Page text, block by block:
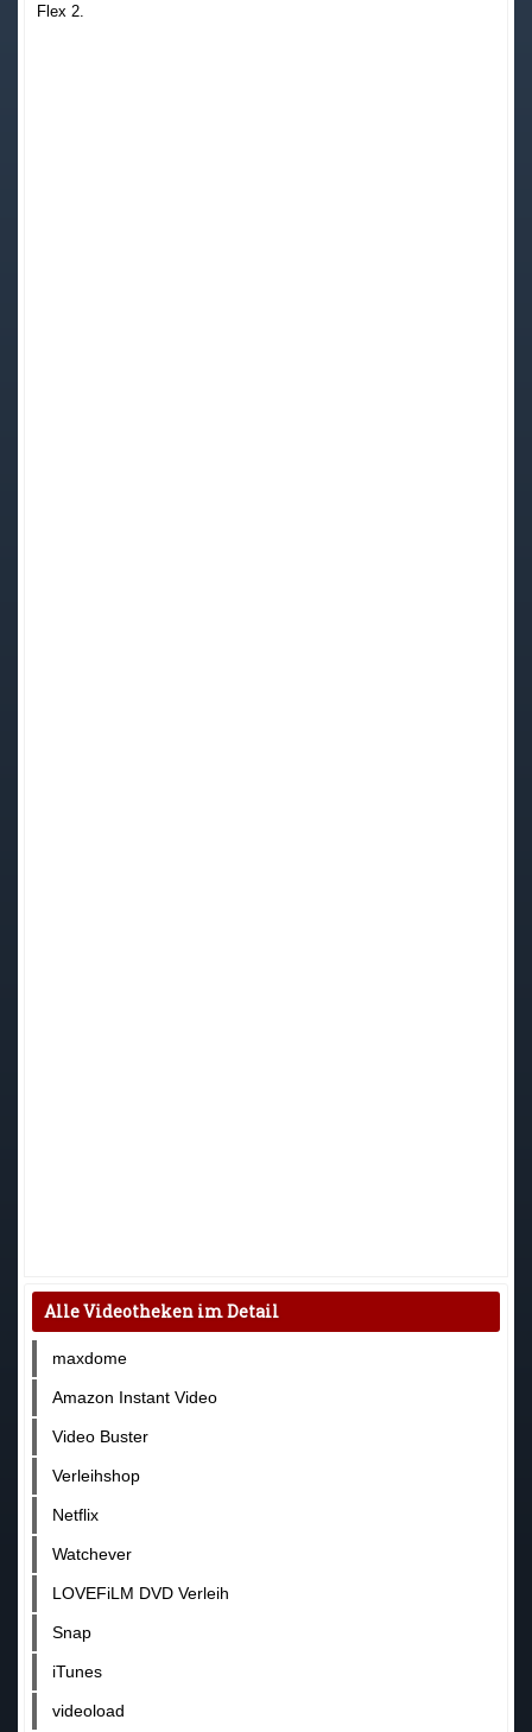
Flex 2.
Alle Videotheken im Detail
maxdome
Amazon Instant Video
Video Buster
Verleihshop
Netflix
Watchever
LOVEFiLM DVD Verleih
Snap
iTunes
videoload